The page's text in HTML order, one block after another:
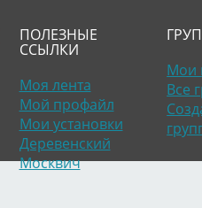
ПОЛЕЗНЫЕ
ССЫЛКИ
Моя лента
Мой профайл
Мои установки
Деревенский
Москвич
Мои
Все